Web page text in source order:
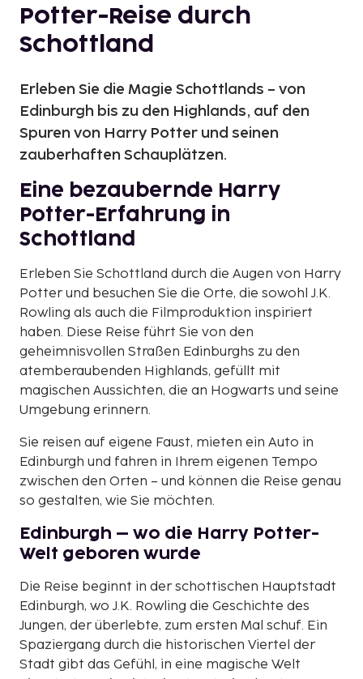
Potter-Reise durch
Schottland
Erleben Sie die Magie Schottlands – von
Edinburgh bis zu den Highlands, auf den
Spuren von Harry Potter und seinen
zauberhaften Schauplätzen.
Eine bezaubernde Harry
Potter-Erfahrung in
Schottland
Erleben Sie Schottland durch die Augen von Harry
Potter und besuchen Sie die Orte, die sowohl J.K.
Rowling als auch die Filmproduktion inspiriert
haben. Diese Reise führt Sie von den
geheimnisvollen Straßen Edinburghs zu den
atemberaubenden Highlands, gefüllt mit
magischen Aussichten, die an Hogwarts und seine
Umgebung erinnern.
Sie reisen auf eigene Faust, mieten ein Auto in
Edinburgh und fahren in Ihrem eigenen Tempo
zwischen den Orten – und können die Reise genau
so gestalten, wie Sie möchten.
Edinburgh – wo die Harry Potter-
Welt geboren wurde
Die Reise beginnt in der schottischen Hauptstadt
Edinburgh, wo J.K. Rowling die Geschichte des
Jungen, der überlebte, zum ersten Mal schuf. Ein
Spaziergang durch die historischen Viertel der
Stadt gibt das Gefühl, in eine magische Welt